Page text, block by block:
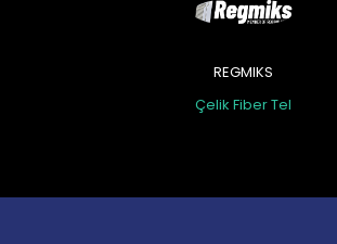
REGMIKS
Çelik Fiber Tel